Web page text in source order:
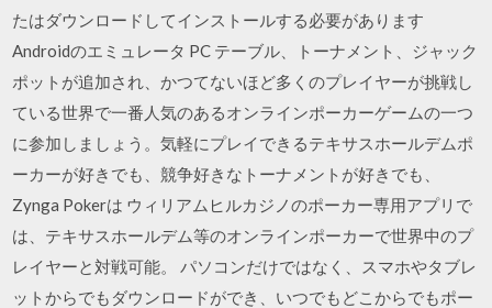
たはダウンロードしてインストールする必要があります
Androidのエミュレータ PC ‎テーブル、トーナメント、ジャック
ポットが追加され、かつてないほど多くのプレイヤーが挑戦し
ている世界で一番人気のあるオンラインポーカーゲームの一つ
に参加しましょう。気軽にプレイできるテキサスホールデムポ
ーカーが好きでも、競争好きなトーナメントが好きでも、
Zynga Pokerは ウィリアムヒルカジノのポーカー専用アプリで
は、テキサスホールデム等のオンラインポーカーで世界中のプ
レイヤーと対戦可能。 パソコンだけではなく、スマホやタブレ
ットからでもダウンロードができ、いつでもどこからでもポー